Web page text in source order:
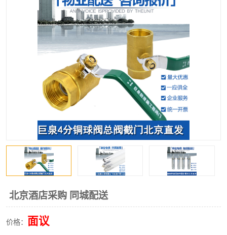
北京酒店采购 同城配送
价格： 面议
五金工具 涂料辅材